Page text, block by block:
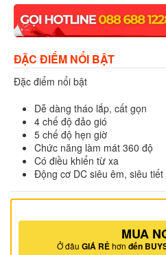
ĐẶC ĐIỂM NỔI BẬT
Đặc điểm nổi bật
Dễ dàng tháo lắp, cất gọn
4 chế độ đảo gió
5 chế độ hẹn giờ
Chức năng làm mát 360 độ
Có điều khiển từ xa
Động cơ DC siêu êm, siêu tiết
MUA
Ở đâu GIÁ RẺhơn đến